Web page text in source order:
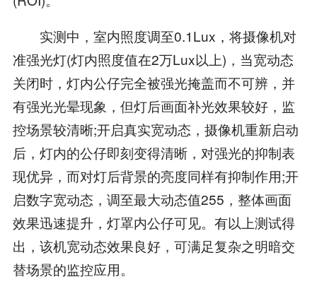
实测中，室内照度调至0.1Lux，将摄像机对
准强光灯(灯内照度值在2万Lux以上)，当宽动态
关闭时，灯内公仔完全被强光掩盖而不可辨，并
有强光光晕现象，但灯后画面补光效果较好，监
控场景较清晰;开启真实宽动态，摄像机重新启动
后，灯内的公仔即刻变得清晰，对强光的抑制表
现优异，而对灯后背景的亮度同样有抑制作用;开
启数字宽动态，调至最大动态值255，整体画面
效果迅速提升，灯罩内公仔可见。有以上测试得
出，该机宽动态效果良好，可满足复杂之明暗交
替场景的监控应用。